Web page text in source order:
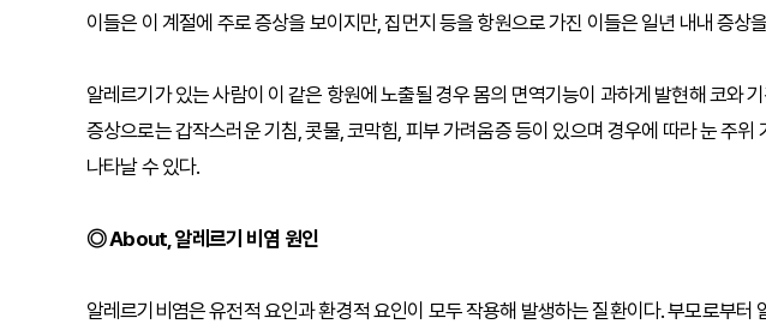
이들은 이 계절에 주로 증상을 보이지만, 집먼지 등을 항원으로 가진 이들은 일년 내내 증상
알레르기가 있는 사람이 이 같은 항원에 노출될 경우 몸의 면역기능이 과하게 발현해 코와
증상으로는 갑작스러운 기침, 콧물, 코막힘, 피부 가려움증 등이 있으며 경우에 따라 눈 주위
나타날 수 있다.
◎ About, 알레르기 비염 원인
알레르기비염은 유전적 요인과 환경적 요인이 모두 작용해 발생하는 질환이다. 부모로부터